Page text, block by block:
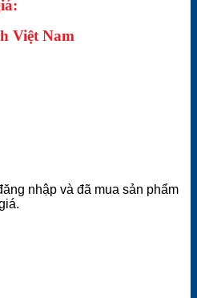
Việt Nam
nhập và đã mua sản phẩm